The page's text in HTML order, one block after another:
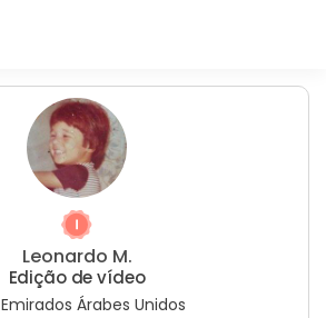
Leonardo M.
Edição de vídeo
Emirados Árabes Unidos